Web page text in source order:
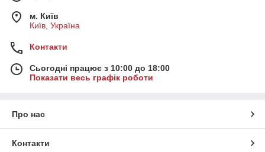
м. Київ
Київ, Україна
Контакти
Сьогодні працює з 10:00 до 18:00
Показати весь графік роботи
Про нас
Контакти